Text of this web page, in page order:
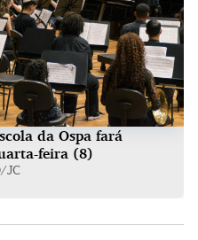
da Ospa fará
feira (8)
JC